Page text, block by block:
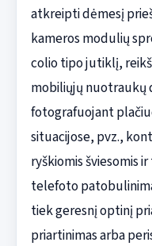
atkreipti dėmesį
kameros modulių
colio tipo jutiklį,
mobiliųjų nuotraukų
fotografuojant
situacijose, pvz.,
ryškiomis šviesomis
telefoto
tiek geresnį optinį
priartinimas arba